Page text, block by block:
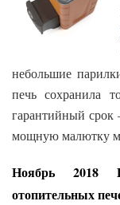
небольшие
печь сохранила
гарантийный срок
мощную малютку
Ноябрь 2018
отопительных